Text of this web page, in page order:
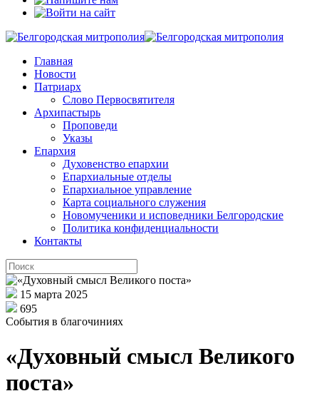
Главная
Новости
Патриарх
Слово Первосвятителя
Архипастырь
Проповеди
Указы
Епархия
Духовенство епархии
Епархиальные отделы
Епархиальное управление
Карта социального служения
Новомученики и исповедники Белгородские
Политика конфиденциальности
Контакты
15 марта 2025
695
События в благочиниях
«Духовный смысл Великого
поста»